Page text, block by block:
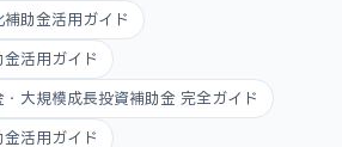
助金活用ガイド
活用ガイド
大規模成長投資補助金 完全ガイド
活用ガイド